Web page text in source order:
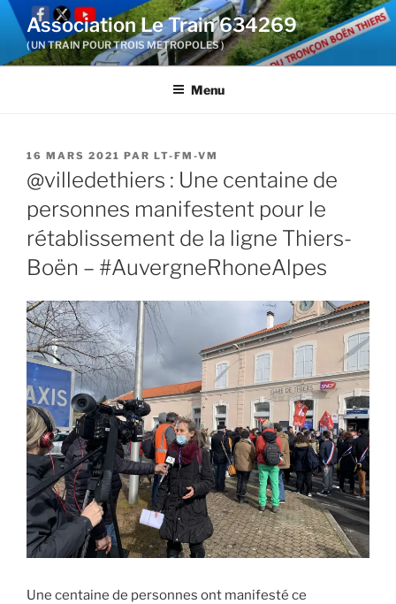
Aller
contenu
Association Le Train 634269
( UN TRAIN POUR TROIS METROPOLES )
Menu
PUBLIÉ
16 MARS 2021 PAR LT-FM-VM
@villedethiers : Une centaine de
personnes manifestent pour le
rétablissement de la ligne Thiers-
Boën – #AuvergneRhoneAlpes
Une centaine de personnes ont manifesté ce